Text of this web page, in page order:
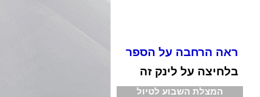
ראה הרחבה על הספר
בלחיצה על לינק זה
המצלת השבוע לטיול